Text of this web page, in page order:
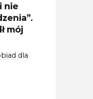
nie
mój
dla